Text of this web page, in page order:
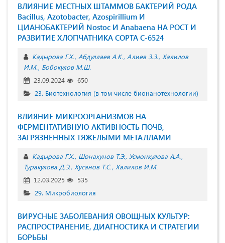
ВЛИЯНИЕ МЕСТНЫХ ШТАММОВ БАКТЕРИЙ РОДА
Bacillus, Azotobacter, Azospirillium И
ЦИАНОБАКТЕРИЙ Nostoc И Anabaena НА РОСТ И
РАЗВИТИЕ ХЛОПЧАТНИКА СОРТА C-6524
Кадырова Г.Х. Абдуллаев А.К. Алиев З.З. Халилов
И.М. Бобокулов М.Ш.
23.09.2024
650
23. Биотехнология (в том числе бионанотехнологии)
ВЛИЯНИЕ МИКРООРГАНИЗМОВ НА
ФЕРМЕНТАТИВНУЮ АКТИВНОСТЬ ПОЧВ,
ЗАГРЯЗНЕННЫХ ТЯЖЕЛЫМИ МЕТАЛЛАМИ
Кадырова Г.Х. Шонахунов Т.Э.
Усмонкулова А.А.
Туракулова Д.Э. Хусанов Т.С. Халилов И.М.
12.03.2025
535
29. Микробиология
ВИРУСНЫЕ ЗАБОЛЕВАНИЯ ОВОЩНЫХ КУЛЬТУР:
РАСПРОСТРАНЕНИЕ, ДИАГНОСТИКА И СТРАТЕГИИ
БОРЬБЫ